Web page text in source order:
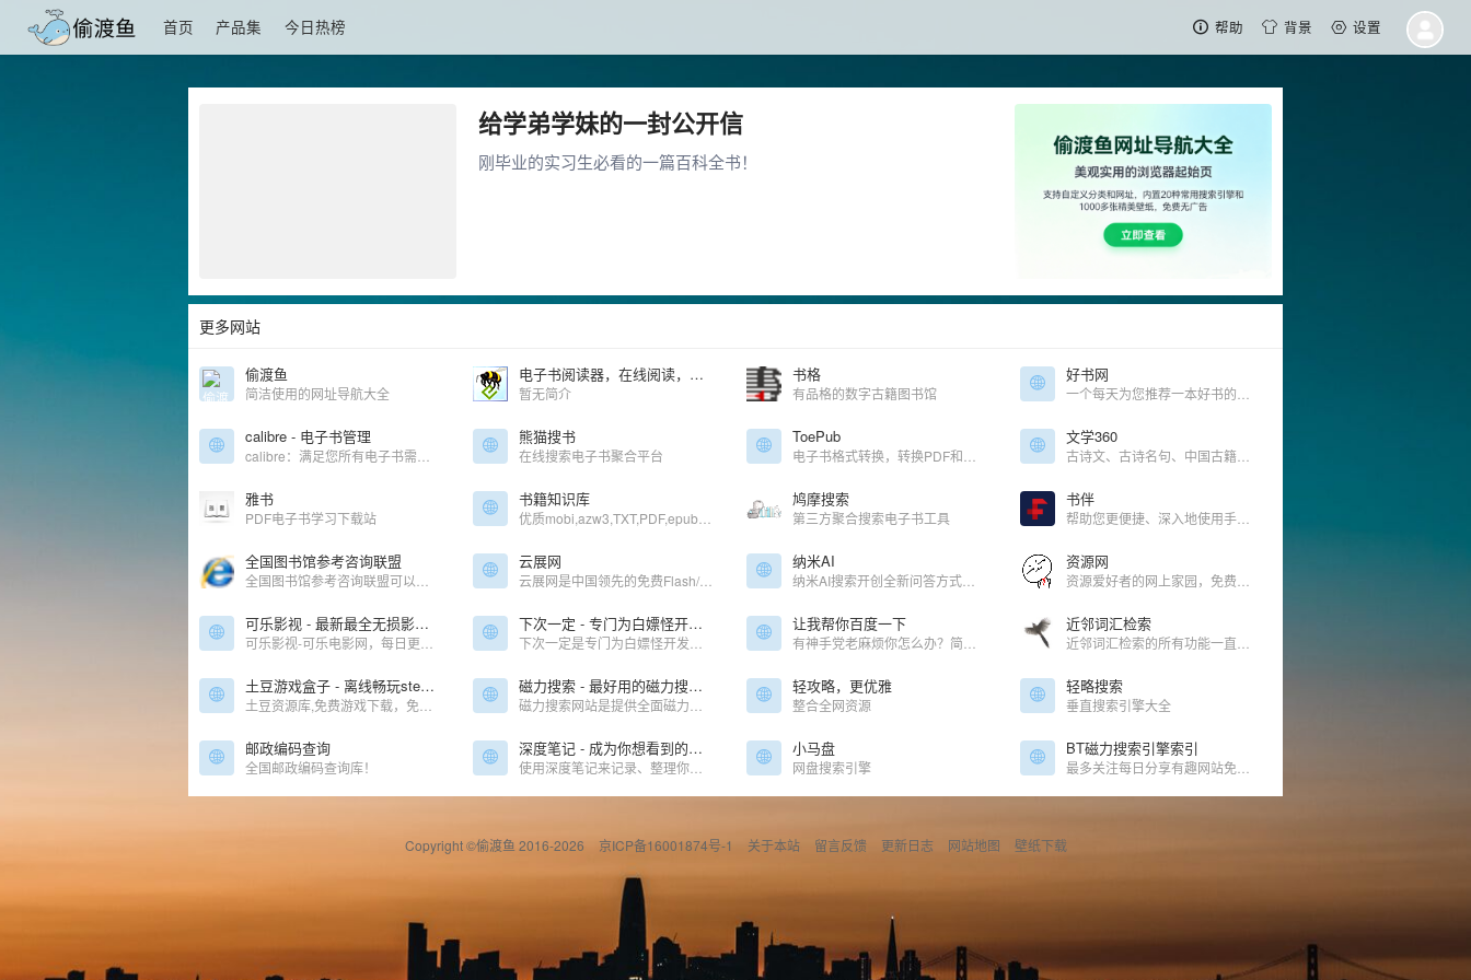
首页 产品集 今日热榜 帮助 背景 设置
给学弟学妹的一封公开信
刚毕业的实习生必看的一篇百科全书！
更多网站
偷渡鱼
简洁使用的网址导航大全
电子书阅读器，在线阅读，在线书库，支持MOBI, AZW3, EPUB, TXT, PRC等
暂无简介
书格
有品格的数字古籍图书馆
好书网
calibre - 电子书管理 熊猫搜书
在线搜索电子书聚合平台
ToePub 文学360
雅书
PDF电子书学习下载站
书籍知识库 鸠摩搜索
第三方聚合搜索电子书工具
书伴
全国图书馆参考咨询联盟 云展网 纳米AI 资源网
可乐影视 - 最新最全无损影视大全_免费无广告无弹窗高清在线观看、下载 下次一定 - 专门为白嫖怪开发的宝藏网站 让我帮你百度一下 近邻词汇检索
土豆游戏盒子 - 离线畅玩steam游戏及各种网单游戏 磁力搜索 - 最好用的磁力搜索大全网站 轻攻略，更优雅
整合全网资源
轻略搜索
垂直搜索引擎大全
邮政编码查询
全国邮政编码查询库！
深度笔记 - 成为你想看到的世界变革力量 小马盘
网盘搜索引擎
BT磁力搜索引擎索引
Copyright ©偷渡鱼 2016-2026 京ICP备16001874号-1 关于本站 留言反馈 更新日志 网站地图 壁纸下载